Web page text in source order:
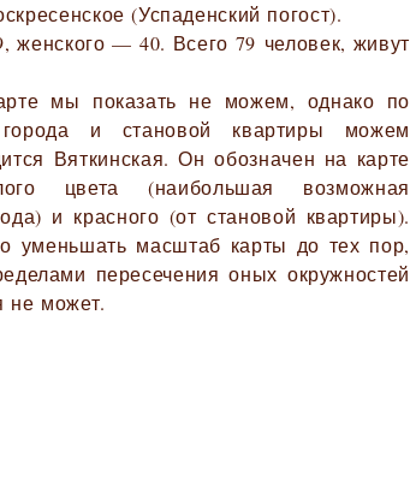
(Успаденский погост).
женского — 40. Всего 79 человек, живут
мы показать не можем, однако по
и становой квартиры можем
Вяткинская. Он обозначен на карте
цвета (наибольшая возможная
и красного (от становой квартиры).
уменьшать масштаб карты до тех пор,
пересечения оных окружностей
не может.